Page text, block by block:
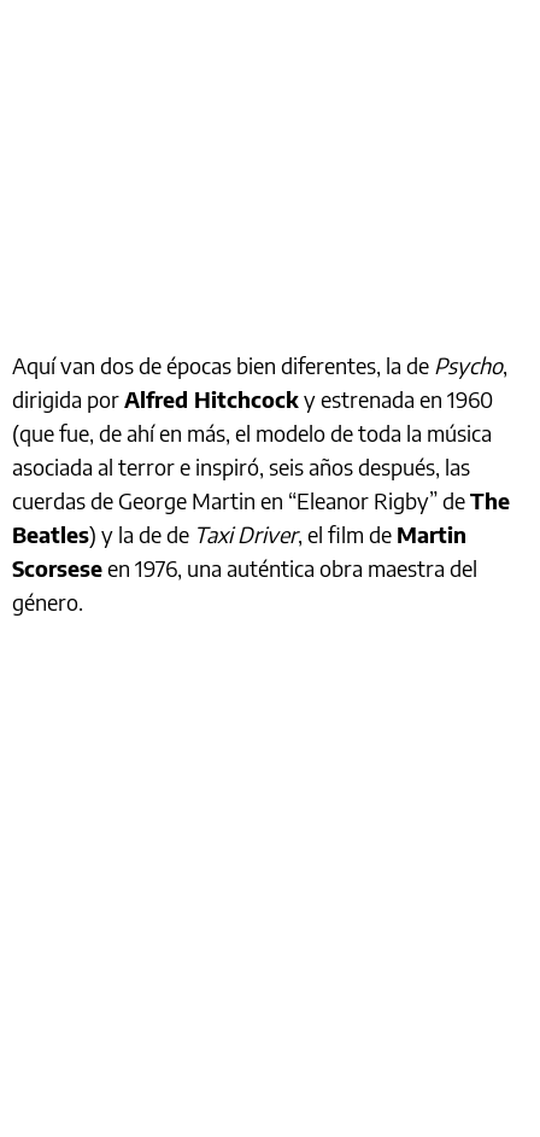
Aquí van dos de épocas bien diferentes, la de Psycho,
dirigida porAlfred Hitchcocky estrenada en 1960
(que fue, de ahí en más, el modelo de toda la música
asociada al terror e inspiró, seis años después, las
cuerdas de George Martin en “Eleanor Rigby” deThe
Beatles) y la de de Taxi Driver, el film de Martin
Scorseseen 1976, una auténtica obra maestra del
género.